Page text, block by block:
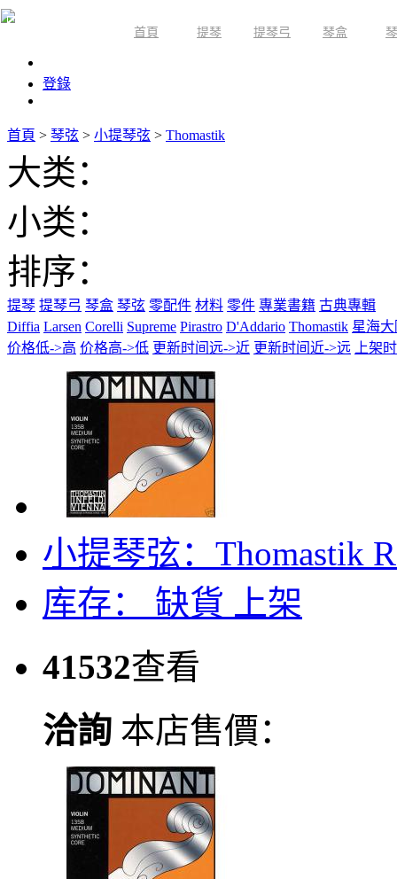
首頁 提琴 提琴弓 琴盒
登錄
首頁 > 琴弦 > 小提琴弦 > Thomastik
大类：
小类：
排序：
提琴 提琴弓 琴盒 琴弦 零配件 材料 零件 專業書籍 古典專輯
Diffia Larsen Corelli Supreme Pirastro D'Addario Thomastik 星海
价格低->高 价格高->低 更新时间远->近 更新时间近->远 上架
小提琴弦：Thomastik
库存： 缺貨
上架
41532查看
洽詢 本店售價：